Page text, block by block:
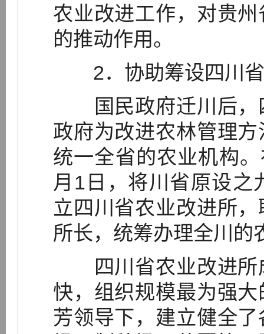
农业改进工作，对贵
的推动作用。
2．协助筹设四川省
国民政府迁川后，
政府为改进农林管理
统一全省的农业机构
月1日，将川省原设之
立四川省农业改进所
所长，统筹办理全川的
四川省农业改进所
快，组织规模最为强
芳领导下，建立健全